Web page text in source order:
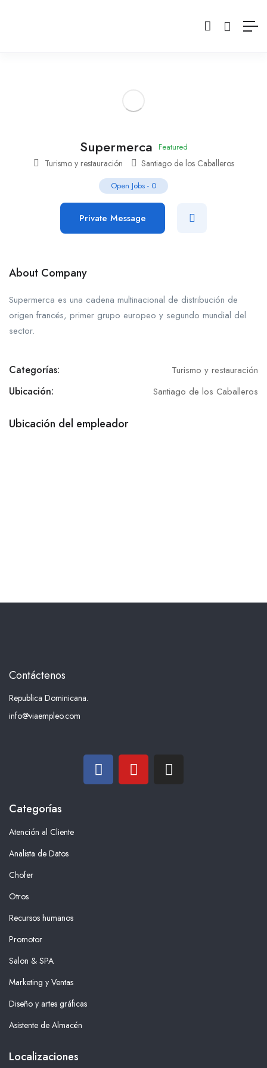
Supermerca Featured
Turismo y restauración Santiago de los Caballeros
Open Jobs - 0
Private Message
About Company
Supermerca es una cadena multinacional de distribución de
origen francés, primer grupo europeo y segundo mundial del
sector.
Categorías: Turismo y restauración
Ubicación: Santiago de los Caballeros
Ubicación del empleador
Contáctenos
Republica Dominicana.
info@viaempleo.com
Categorías
Atención al Cliente
Analista de Datos
Chofer
Otros
Recursos humanos
Promotor
Salon & SPA
Marketing y Ventas
Diseño y artes gráficas
Asistente de Almacén
Localizaciones